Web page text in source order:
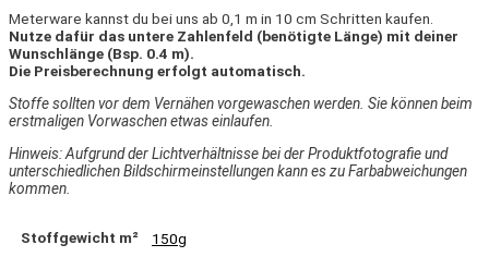
Meterware kannst du bei uns ab 0,1 m in 10 cm Schritten kaufen.
Nutze dafür das untere Zahlenfeld (benötigte Länge) mit deiner
Wunschlänge (Bsp. 0.4 m).
Die Preisberechnung erfolgt automatisch.
Stoffe sollten vor dem Vernähen vorgewaschen werden. Sie können beim
erstmaligen Vorwaschen etwas einlaufen.
Hinweis: Aufgrund der Lichtverhältnisse bei der Produktfotografie und
unterschiedlichen Bildschirmeinstellungen kann es zu Farbabweichungen
kommen.
Stoffgewicht m² 150g